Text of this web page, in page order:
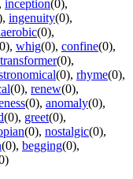
, inception(0),
, ingenuity(0),
(0),
, whig(0), confine(0),
transformer(0),
(0), rhyme(0),
(0), renew(0),
(0), anomaly(0),
(0), greet(0),
(0), nostalgic(0),
(0), begging(0),